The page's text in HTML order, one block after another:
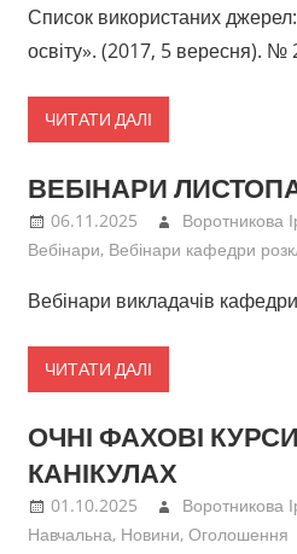
Список використаних
освіту». (2017, 5 вересня). №
ЧИТАТИ ДАЛІ
ВЕБІНАРИ
06.11.2025
Воротникова
Вебінари, Вебінари кафедри
Вебінари викладачів
ЧИТАТИ ДАЛІ
ОЧНІ ФАХОВІ
КАНІКУЛАХ
01.10.2025
Воротникова
Навчальна, Новини, Оголошення